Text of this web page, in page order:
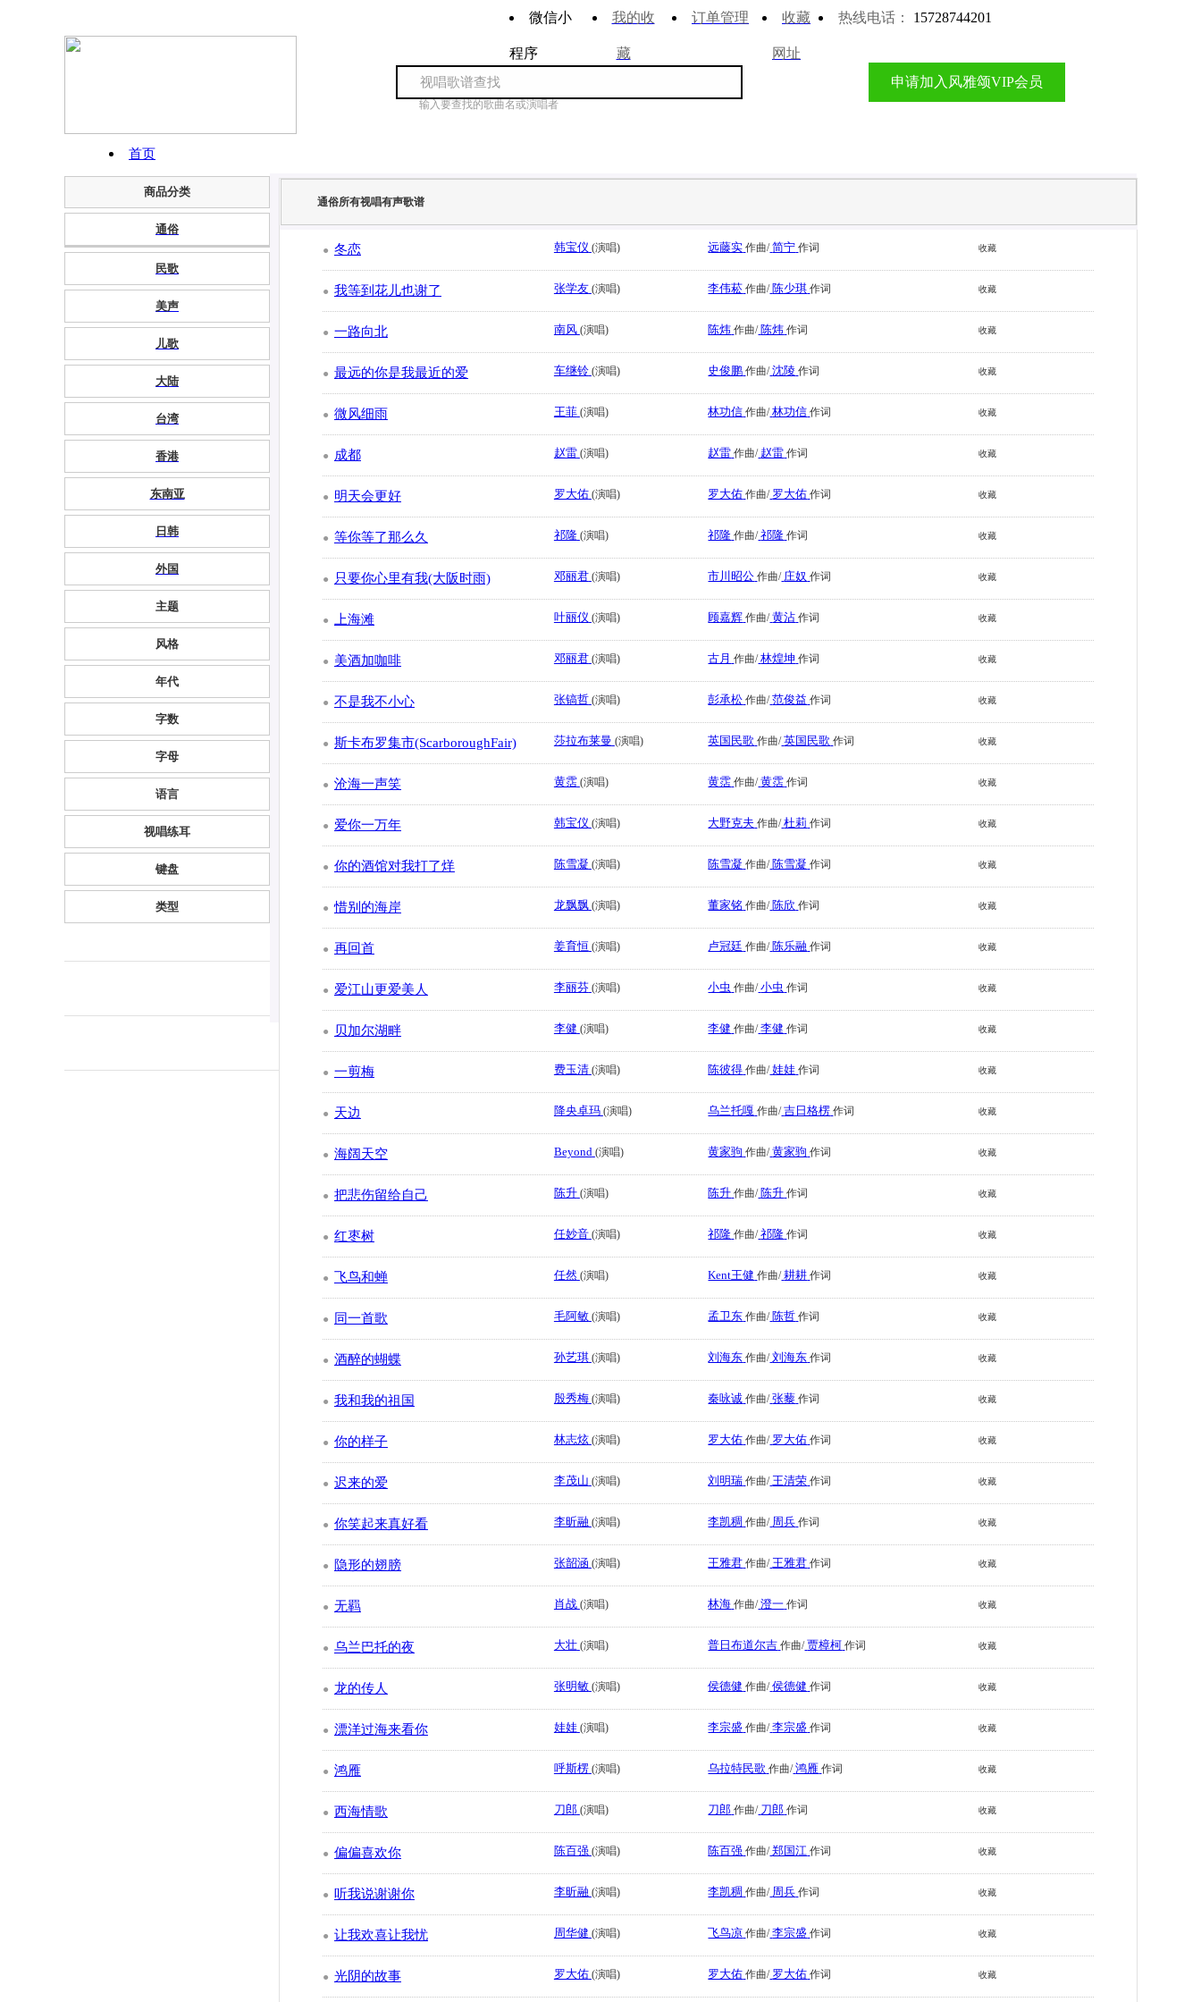
微信小
程序
我的收
藏
订单管理 收藏
网址
热线电话： 15728744201
输入要查找的歌曲名或演唱者
申请加入风雅颂VIP会员
首页
高清歌谱库
可打印高清谱
带和弦简谱
动态简谱歌谱
申请为VIP
商品分类
通俗
民歌
美声
儿歌
大陆
台湾
香港
东南亚
日韩
外国
主题
风格
年代
字数
字母
语言
视唱练耳
键盘
类型
通俗所有视唱有声歌谱
● 冬恋 韩宝仪 (演唱) 远藤实 作曲/ 简宁 作词 收藏
● 我等到花儿也谢了 张学友 (演唱) 李伟菘 作曲/ 陈少琪 作词 收藏
● 一路向北 南风 (演唱) 陈炜 作曲/ 陈炜 作词 收藏
● 最远的你是我最近的爱 车继铃 (演唱) 史俊鹏 作曲/ 沈陵 作词 收藏
● 微风细雨 王菲 (演唱) 林功信 作曲/ 林功信 作词 收藏
● 成都 赵雷 (演唱) 赵雷 作曲/ 赵雷 作词 收藏
● 明天会更好 罗大佑 (演唱) 罗大佑 作曲/ 罗大佑 作词 收藏
● 等你等了那么久 祁隆 (演唱) 祁隆 作曲/ 祁隆 作词 收藏
● 只要你心里有我(大阪时雨) 邓丽君 (演唱) 市川昭公 作曲/ 庄奴 作词 收藏
● 上海滩 叶丽仪 (演唱) 顾嘉辉 作曲/ 黄沾 作词 收藏
● 美酒加咖啡 邓丽君 (演唱) 古月 作曲/ 林煌坤 作词 收藏
● 不是我不小心 张镐哲 (演唱) 彭承松 作曲/ 范俊益 作词 收藏
● 斯卡布罗集市(ScarboroughFair) 莎拉布莱曼 (演唱) 英国民歌 作曲/ 英国民歌 作词 收藏
● 沧海一声笑 黄霑 (演唱) 黄霑 作曲/ 黄霑 作词 收藏
● 爱你一万年 韩宝仪 (演唱) 大野克夫 作曲/ 杜莉 作词 收藏
● 你的酒馆对我打了烊 陈雪凝 (演唱) 陈雪凝 作曲/ 陈雪凝 作词 收藏
● 惜别的海岸 龙飘飘 (演唱) 董家铭 作曲/ 陈欣 作词 收藏
● 再回首 姜育恒 (演唱) 卢冠廷 作曲/ 陈乐融 作词 收藏
● 爱江山更爱美人 李丽芬 (演唱) 小虫 作曲/ 小虫 作词 收藏
● 贝加尔湖畔 李健 (演唱) 李健 作曲/ 李健 作词 收藏
● 一剪梅 费玉清 (演唱) 陈彼得 作曲/ 娃娃 作词 收藏
● 天边 降央卓玛 (演唱) 乌兰托嘎 作曲/ 吉日格楞 作词 收藏
● 海阔天空 Beyond (演唱) 黄家驹 作曲/ 黄家驹 作词 收藏
● 把悲伤留给自己 陈升 (演唱) 陈升 作曲/ 陈升 作词 收藏
● 红枣树 任妙音 (演唱) 祁隆 作曲/ 祁隆 作词 收藏
● 飞鸟和蝉 任然 (演唱) Kent王健 作曲/ 耕耕 作词 收藏
● 同一首歌 毛阿敏 (演唱) 孟卫东 作曲/ 陈哲 作词 收藏
● 酒醉的蝴蝶 孙艺琪 (演唱) 刘海东 作曲/ 刘海东 作词 收藏
● 我和我的祖国 殷秀梅 (演唱) 秦咏诚 作曲/ 张藜 作词 收藏
● 你的样子 林志炫 (演唱) 罗大佑 作曲/ 罗大佑 作词 收藏
● 迟来的爱 李茂山 (演唱) 刘明瑞 作曲/ 王清荣 作词 收藏
● 你笑起来真好看 李昕融 (演唱) 李凯稠 作曲/ 周兵 作词 收藏
● 隐形的翅膀 张韶涵 (演唱) 王雅君 作曲/ 王雅君 作词 收藏
● 无羁 肖战 (演唱) 林海 作曲/ 澄一 作词 收藏
● 乌兰巴托的夜 大壮 (演唱) 普日布道尔吉 作曲/ 贾樟柯 作词 收藏
● 龙的传人 张明敏 (演唱) 侯德健 作曲/ 侯德健 作词 收藏
● 漂洋过海来看你 娃娃 (演唱) 李宗盛 作曲/ 李宗盛 作词 收藏
● 鸿雁 呼斯楞 (演唱) 乌拉特民歌 作曲/ 鸿雁 作词 收藏
● 西海情歌 刀郎 (演唱) 刀郎 作曲/ 刀郎 作词 收藏
● 偏偏喜欢你 陈百强 (演唱) 陈百强 作曲/ 郑国江 作词 收藏
● 听我说谢谢你 李昕融 (演唱) 李凯稠 作曲/ 周兵 作词 收藏
● 让我欢喜让我忧 周华健 (演唱) 飞鸟凉 作曲/ 李宗盛 作词 收藏
● 光阴的故事 罗大佑 (演唱) 罗大佑 作曲/ 罗大佑 作词 收藏